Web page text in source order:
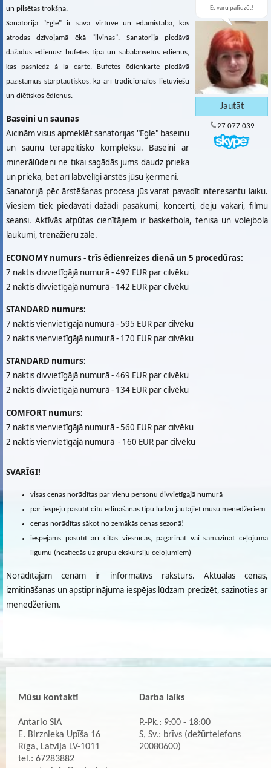
Es varu palīdzēt!
27 077 039
un pilsētas trokšņa.
Sanatorijā "Egle" ir sava virtuve un ēdamistaba, kas
atrodas dzīvojamā ēkā "ilvinas". Sanatorija piedāvā
dažādus ēdienus: bufetes tipa un sabalansētus ēdienus,
kas pasniedz à la carte. Bufetes ēdienkarte piedāvā
pazīstamus starptautiskos, kā arī tradicionālos lietuviešu
un diētiskos ēdienus.
Baseini un saunas
Aicinām visus apmeklēt sanatorijas "Egle" baseinu
un saunu terapeitisko kompleksu. Baseini ar
minerālūdeni ne tikai sagādās jums daudz prieka
un prieka, bet arī labvēlīgi ārstēs jūsu ķermeni.
Sanatorijā pēc ārstēšanas procesa jūs varat pavadīt interesantu laiku.
Viesiem tiek piedāvāti dažādi pasākumi, koncerti, deju vakari, filmu
seansi. Aktīvās atpūtas cienītājiem ir basketbola, tenisa un volejbola
laukumi, trenažieru zāle.
ECONOMY numurs - trīs ēdienreizes dienā un 5 procedūras:
7 naktis divvietīgājā numurā - 497 EUR par cilvēku
2 naktis divvietīgājā numurā - 142 EUR par cilvēku
STANDARD numurs:
7 naktis vienvietīgājā numurā - 595 EUR par cilvēku
2 naktis vienvietīgājā numurā - 170 EUR par cilvēku
STANDARD numurs:
7 naktis divvietīgājā numurā - 469 EUR par cilvēku
2 naktis divvietīgājā numurā - 134 EUR par cilvēku
COMFORT numurs:
7 naktis vienvietīgājā numurā - 560 EUR par cilvēku
2 naktis vienvietīgājā numurā - 160 EUR par cilvēku
SVARĪGI!
visas cenas norādītas par vienu personu divvietīgajā numurā
par iespēju pasūtīt citu ēdināšanas tipu lūdzu jautājiet mūsu menedžeriem
cenas norādītas sākot no zemākās cenas sezonā!
iespējams pasūtīt arī citas viesnīcas, pagarināt vai samazināt ceļojuma
ilgumu (neatiecās uz grupu ekskursiju ceļojumiem)
Norādītajām cenām ir informatīvs raksturs. Aktuālas cenas,
izmitināšanas un apstiprinājuma iespējas lūdzam precizēt, sazinoties ar
menedžeriem.
Mūsu kontakti
Antario SIA
E. Birznieka Upīša 16
Rīga, Latvija LV-1011
tel.: 67283882
Darba laiks
P.-Pk.: 9:00 - 18:00
S, Sv.: brīvs (dežūrtelefons
20080600)